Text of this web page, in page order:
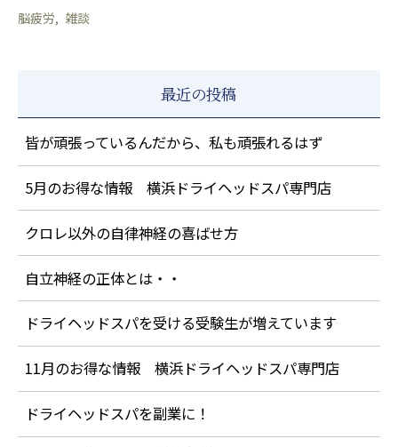
脳疲労 雑談
最近の投稿
皆が頑張っているんだから、私も頑張れるはず
5月のお得な情報 横浜ドライヘッドスパ専門店
クロレ以外の自律神経の喜ばせ方
自立神経の正体とは・・
ドライヘッドスパを受ける受験生が増えています
11月のお得な情報 横浜ドライヘッドスパ専門店
ドライヘッドスパを副業に！